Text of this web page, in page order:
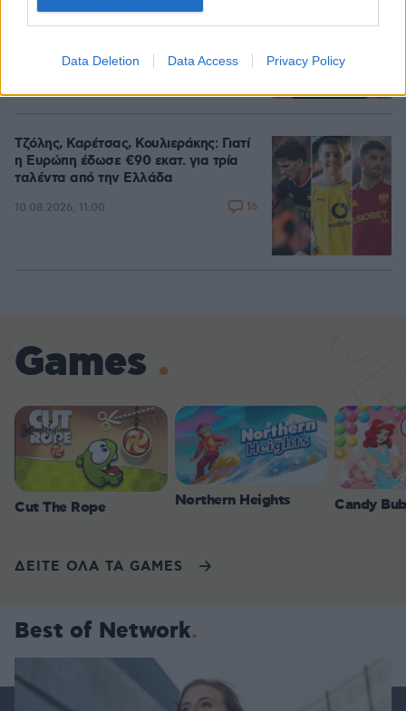
Data Deletion Data Access Privacy Policy
από τον Αυγερινό, θα υπάρξουν
νομικές συνέπειες για όσους δεν
10.08.2026, 08:45 143
Τζόλης, Καρέτσας, Κουλιεράκης: Γιατί
η Ευρώπη έδωσε €90 εκατ. για τρία
ταλέντα από την Ελλάδα
10.08.2026, 11:00 16
Games
Cut The Rope Northern Heights Candy
ΔΕΙΤΕ ΟΛΑ ΤΑ GAMES
Best of Network